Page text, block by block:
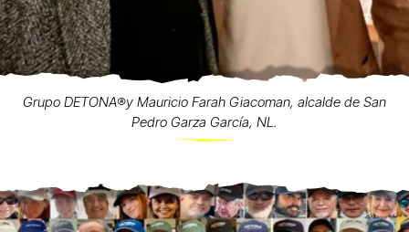
Grupo DETONA®️y Mauricio Farah Giacoman, alcalde de San
Pedro Garza García, NL.